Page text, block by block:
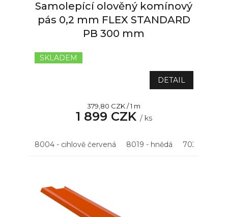
Samolepící olověný komínový
pás 0,2 mm FLEX STANDARD
PB 300 mm
SKLADEM
1 899 CZK / ks
Měrná
cena:
379,80 CZK / 1 m
DETAIL
8004 - cihlově červená 8019 - hnědá 7021 -